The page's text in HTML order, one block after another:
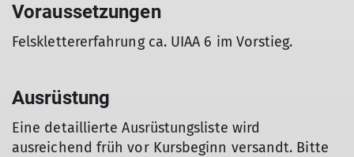
Voraussetzungen
Felsklettererfahrung ca. UIAA 6 im Vorstieg.
Ausrüstung
Eine detaillierte Ausrüstungsliste wird
ausreichend früh vor Kursbeginn versandt. Bitte